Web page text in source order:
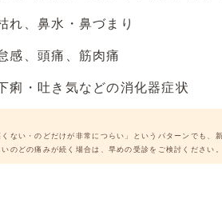
れ、鼻水・鼻づまり
感、頭痛、筋肉痛
痢・吐き気などの消化器症状
くない・のどだけが非常につらい」というパターンでも、
のどの痛みが続く場合は、早めの受診をご検討ください。